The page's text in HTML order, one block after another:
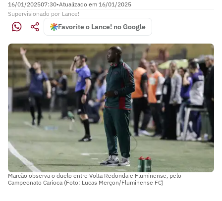
16/01/202507:30•Atualizado em 16/01/2025
Supervisionado por Lance!
Favorite o Lance! no Google
Marcão observa o duelo entre Volta Redonda e Fluminense, pelo
Campeonato Carioca (Foto: Lucas Merçon/Fluminense FC)